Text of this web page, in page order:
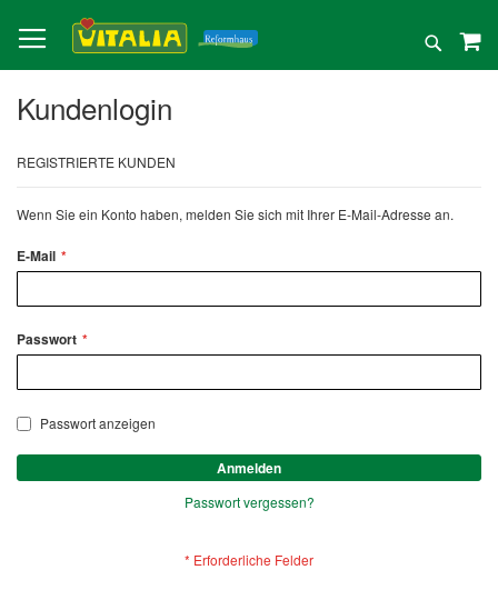
zum
Inhalt
Suche
Kundenlogin
REGISTRIERTE KUNDEN
Wenn Sie ein Konto haben, melden Sie sich mit Ihrer E-Mail-Adresse an.
E-Mail
Passwort
Passwort anzeigen
Anmelden
Passwort vergessen?